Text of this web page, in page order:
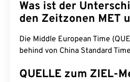
Was ist der
den Zeitzonen MET
Die Middle European Time
behind von China Standard
QUELLE zum ZIEL-